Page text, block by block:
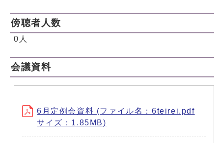
傍聴者人数
0人
会議資料
6月定例会資料 (ファイル名：6teirei.pdf
サイズ：1.85MB)